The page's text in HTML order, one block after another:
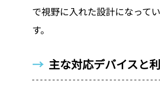
で視野に入れた設計になって
す。
→ 主な対応デバイスと